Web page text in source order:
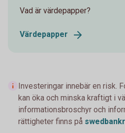
Vad är värdepapper?
Värdepapper
Investeringar innebär en risk.
kan öka och minska kraftigt i
informationsbroschyr och
rättigheter finns på